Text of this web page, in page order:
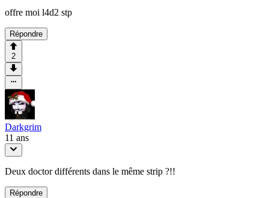
offre moi l4d2 stp
Répondre
2
Darkgrim
11 ans
Deux doctor différents dans le même strip ?!!
Répondre